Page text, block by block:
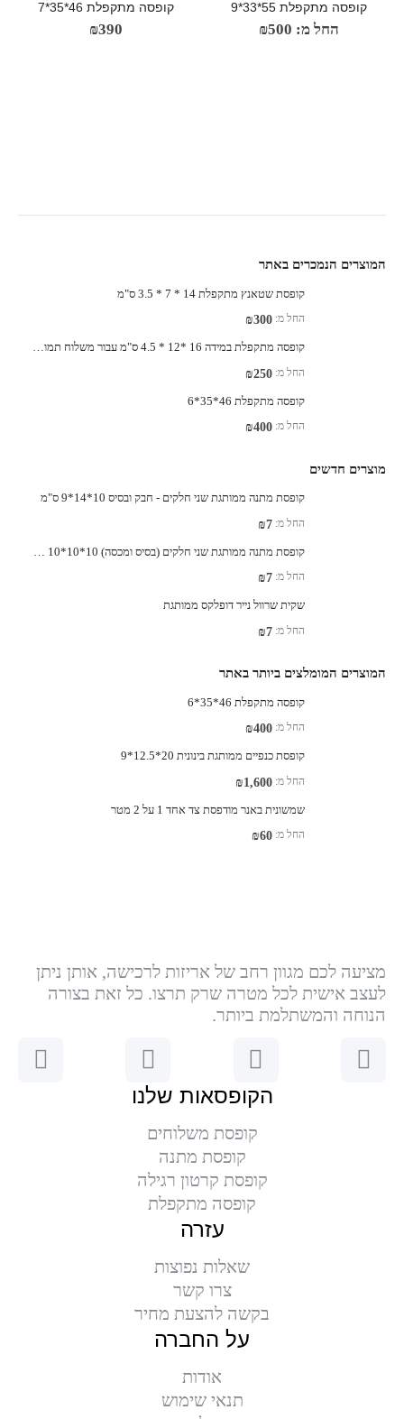
קופסה מתקפלת 55*33*9
החל מ: ₪500
קופסה מתקפלת 46*35*7
₪390
המוצרים הנמכרים באתר
קופסת שטאנץ מתקפלת 14 * 7 * 3.5 ס"מ
החל מ: ₪300
קופסה מתקפלת במידה 16 *12 * 4.5 ס"מ עבור משלוח תמונה בגודל A-6
החל מ: ₪250
קופסה מתקפלת 46*35*6
החל מ: ₪400
מוצרים חדשים
קופסת מתנה ממותגת שני חלקים - חבק ובסיס 10*14*9 ס"מ
החל מ: ₪7
החל מ: ₪7
שקית שרוול נייר דופלקס ממותגת
החל מ: ₪7
המוצרים המומלצים ביותר באתר
קופסה מתקפלת 46*35*6
החל מ: ₪400
קופסת כנפיים ממותגת בינונית 20*12.5*9
החל מ: ₪1,600
שמשונית באנר מודפסת צד אחד 1 על 2 מטר
החל מ: ₪60
מציעה לכם מגוון רחב של אריזות לרכישה, אותן ניתן
לעצב אישית לכל מטרה שרק תרצו. כל זאת בצורה
הנוחה והמשתלמת ביותר.
הקופסאות שלנו
קופסת משלוחים
קופסת מתנה
קופסת קרטון רגילה
קופסה מתקפלת
עזרה
שאלות נפוצות
צרו קשר
בקשה להצעת מחיר
על החברה
אודות
תנאי שימוש